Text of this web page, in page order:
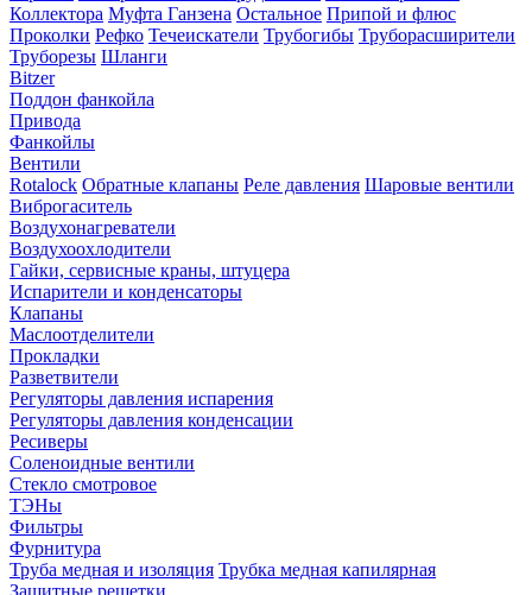
Коллектора Муфта Ганзена Остальное Припой и флюс
Проколки Рефко Течеискатели Трубогибы Труборасширители
Труборезы Шланги
Bitzer
Поддон фанкойла
Привода
Фанкойлы
Вентили
Rotalock Обратные клапаны Реле давления Шаровые вентили
Виброгаситель
Воздухонагреватели
Воздухоохлодители
Гайки, сервисные краны, штуцера
Испарители и конденсаторы
Клапаны
Маслоотделители
Прокладки
Разветвители
Регуляторы давления испарения
Регуляторы давления конденсации
Ресиверы
Соленоидные вентили
Стекло смотровое
ТЭНы
Фильтры
Фурнитура
Труба медная и изоляция Трубка медная капилярная
Защитные решетки